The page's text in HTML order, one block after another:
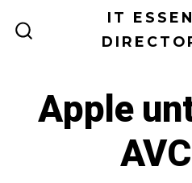
Inhalt
IT
Apple